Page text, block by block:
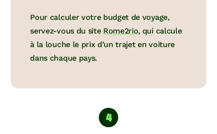
Pour calculer votre budget de voyage,
servez-vous du site Rome2rio, qui calcule
à la louche le prix d’un trajet en voiture
dans chaque pays.